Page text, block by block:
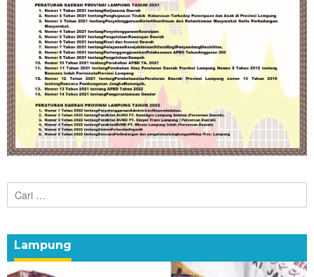
Cari
untuk:
Lampung